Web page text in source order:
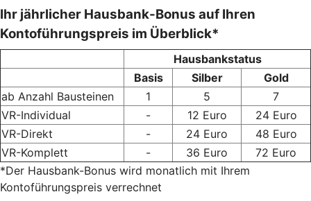
Ihr jährlicher Hausbank-Bonus auf Ihren
Kontoführungspreis im Überblick*
Hausbankstatus
Basis
Silber
Gold
ab Anzahl Bausteinen
1 5
7
VR-Individual
- 12 Euro
24 Euro
VR-Direkt
- 24 Euro
48 Euro
VR-Komplett
- 36 Euro
72 Euro
*Der Hausbank-Bonus wird monatlich mit Ihrem
Kontoführungspreis verrechnet